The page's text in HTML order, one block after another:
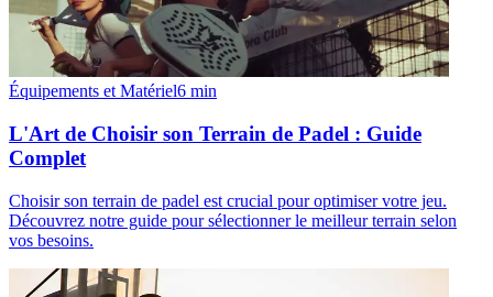
Équipements et Matériel6 min
L'Art de Choisir son Terrain de Padel : Guide
Complet
Choisir son terrain de padel est crucial pour optimiser votre jeu.
Découvrez notre guide pour sélectionner le meilleur terrain selon
vos besoins.